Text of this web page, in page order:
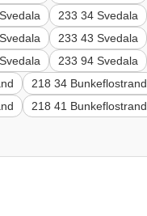
233 34 Svedala
233 43 Svedala
233 94 Svedala
218 34 Bunkeflostrand
218 41 Bunkeflostrand